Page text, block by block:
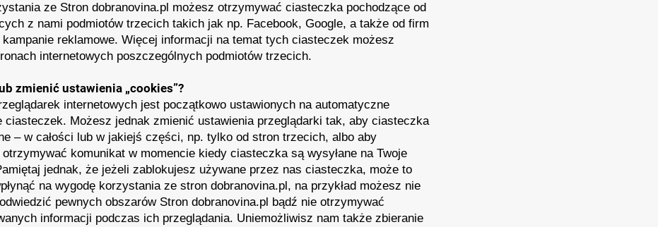
ze Stron dobranovina.pl możesz otrzymywać ciasteczka pochodzące od
z nami podmiotów trzecich takich jak np. Facebook, Google, a także od firm
reklamowe. Więcej informacji na temat tych ciasteczek możesz
internetowych poszczególnych podmiotów trzecich.
zmienić ustawienia „cookies”?
internetowych jest początkowo ustawionych na automatyczne
ciasteczek. Możesz jednak zmienić ustawienia przeglądarki tak, aby ciasteczka
– w całości lub w jakiejś części, np. tylko od stron trzecich, albo aby
komunikat w momencie kiedy ciasteczka są wysyłane na Twoje
jednak, że jeżeli zablokujesz używane przez nas ciasteczka, może to
na wygodę korzystania ze stron dobranovina.pl, na przykład możesz nie
pewnych obszarów Stron dobranovina.pl bądź nie otrzymywać
informacji podczas ich przeglądania. Uniemożliwisz nam także zbieranie